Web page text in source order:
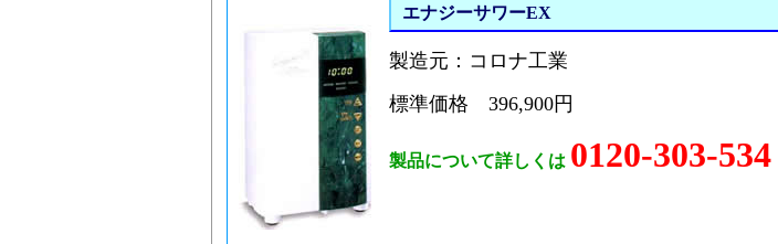
エナジーサワーEX
製造元：コロナ工業
標準価格 396,900円
製品について詳しくは 0120-303-534